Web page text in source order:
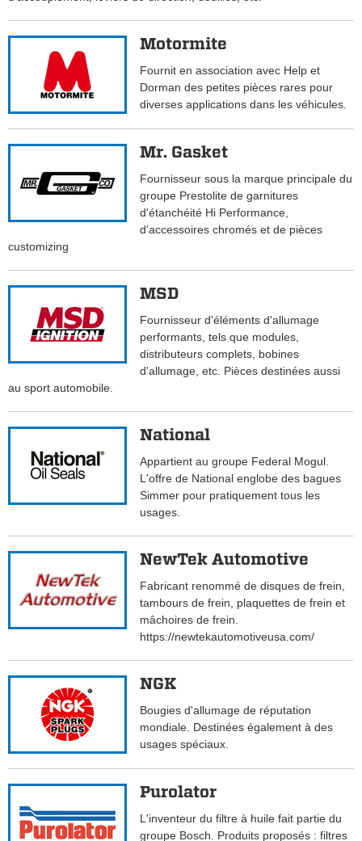
Motormite
Fournit en association avec Help et
Dorman des petites pièces rares pour
diverses applications dans les véhicules.
Mr. Gasket
Fournisseur sous la marque principale du
groupe Prestolite de garnitures
d'étanchéité Hi Performance,
d'accessoires chromés et de pièces
customizing
MSD
Fournisseur d'éléments d'allumage
performants, tels que modules,
distributeurs complets, bobines
d'allumage, etc. Pièces destinées aussi
au sport automobile.
National
Appartient au groupe Federal Mogul.
L'offre de National englobe des bagues
Simmer pour pratiquement tous les
usages.
NewTek Automotive
Fabricant renommé de disques de frein,
tambours de frein, plaquettes de frein et
mâchoires de frein.
https://newtekautomotiveusa.com/
NGK
Bougies d'allumage de réputation
mondiale. Destinées également à des
usages spéciaux.
Purolator
L'inventeur du filtre à huile fait partie du
groupe Bosch. Produits proposés : filtres